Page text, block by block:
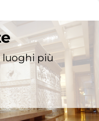
luoghi più